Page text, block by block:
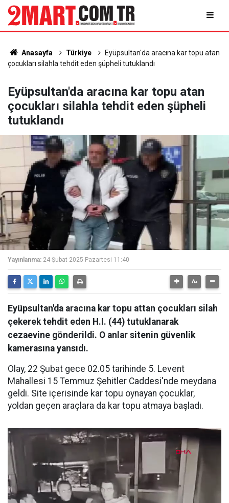
Anasayfa Türkiye
Eyüpsultan'da aracına kar topu atan
çocukları silahla tehdit eden şüpheli tutuklandı
Eyüpsultan'da aracına kar topu atan
çocukları silahla tehdit eden şüpheli
tutuklandı
Yayınlanma: 24 Şubat 2025 Pazartesi 11:40
Eyüpsultan'da aracına kar topu attan çocukları silah
çekerek tehdit eden H.I. (44) tutuklanarak
cezaevine gönderildi. O anlar sitenin güvenlik
kamerasına yansıdı.
Olay, 22 Şubat gece 02.05 tarihinde 5. Levent
Mahallesi 15 Temmuz Şehitler Caddesi'nde meydana
geldi. Site içerisinde kar topu oynayan çocuklar,
yoldan geçen araçlara da kar topu atmaya başladı.